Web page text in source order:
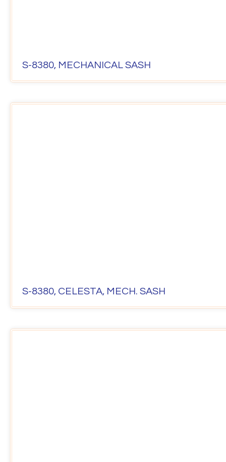
S-8380, MECHANICAL SASH
S-8380, CELESTA, MECH. SASH